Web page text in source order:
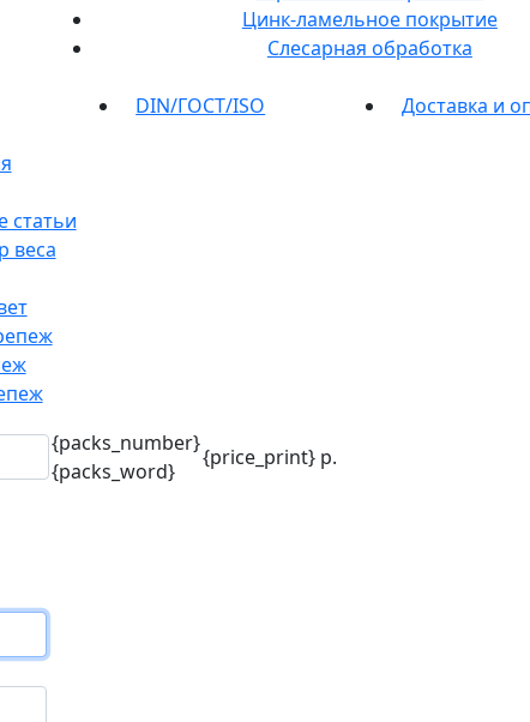
Цинк-ламельное покрытие
Слесарная обработка
статьи
веса
DIN/ГОСТ/ISO Доставка и
{packs_number}
{packs_word}
{price_print} р.